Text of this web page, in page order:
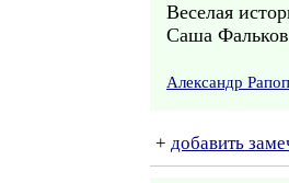
Веселая
Саша Фальков
Александр
+ добавить